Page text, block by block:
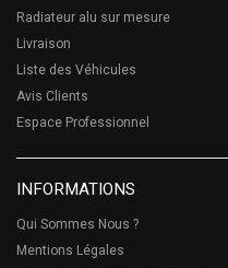
Radiateur alu sur mesure
Livraison
Liste des Véhicules
Avis Clients
Espace Professionnel
INFORMATIONS
Qui Sommes Nous ?
Mentions Légales